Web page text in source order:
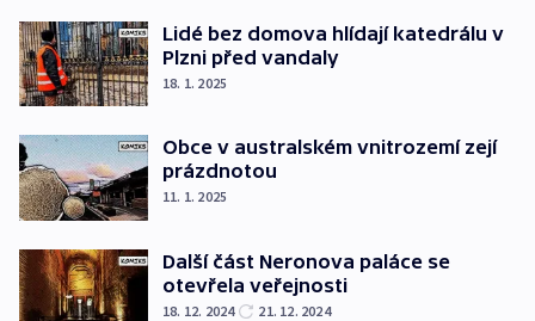
Lidé bez domova hlídají katedrálu v
Plzni před vandaly
18. 1. 2025
Obce v australském vnitrozemí zejí
prázdnotou
11. 1. 2025
Další část Neronova paláce se
otevřela veřejnosti
18. 12. 2024 21. 12. 2024